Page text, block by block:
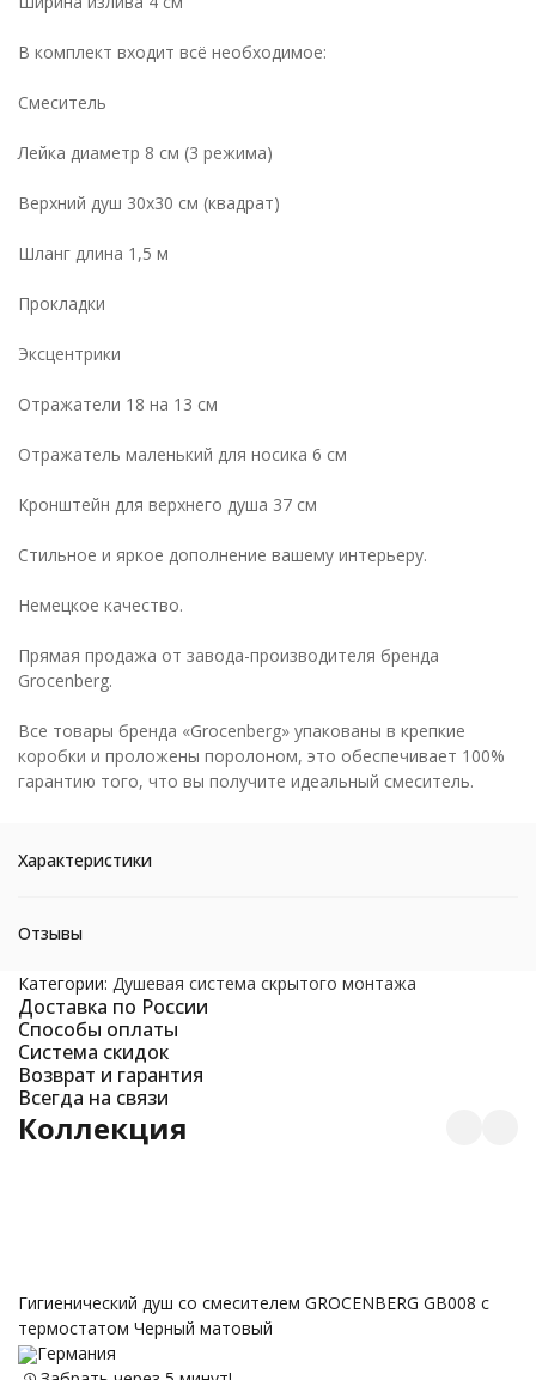
В комплект входит всё необходимое:
Смеситель
Лейка диаметр 8 см (3 режима)
Верхний душ 30x30 см (квадрат)
Шланг длина 1,5 м
Прокладки
Эксцентрики
Отражатели 18 на 13 см
Отражатель маленький для носика 6 см
Кронштейн для верхнего душа 37 см
Стильное и яркое дополнение вашему интерьеру.
Немецкое качество.
Прямая продажа от завода-производителя бренда
Grocenberg.
Все товары бренда «Grocenberg» упакованы в крепкие
коробки и проложены поролоном, это обеспечивает 100%
гарантию того, что вы получите идеальный смеситель.
Характеристики
Отзывы
Категории: Душевая система скрытого монтажа
Доставка по России
Способы оплаты
Система скидок
Возврат и гарантия
Всегда на связи
Коллекция
Гигиенический душ со смесителем GROCENBERG GB008 с
термостатом Черный матовый
Германия